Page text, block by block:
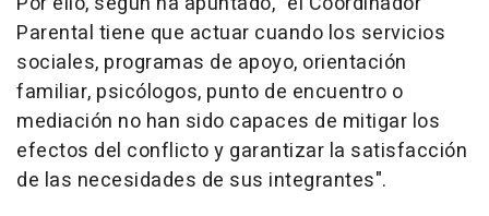
Parental tiene que actuar cuando los servicios
sociales, programas de apoyo, orientación
familiar, psicólogos, punto de encuentro o
mediación no han sido capaces de mitigar los
efectos del conflicto y garantizar la satisfacción
de las necesidades de sus integrantes".